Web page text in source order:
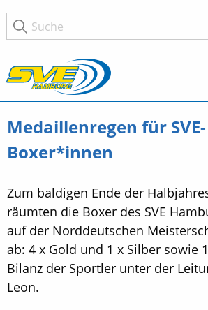
Medaillenregen für SVE-
Boxer*innen
Zum baldigen Ende der
räumten die Boxer des SVE
auf der Norddeutschen
ab: 4 x Gold und 1 x Silber sowie
Bilanz der Sportler unter der
Leon.